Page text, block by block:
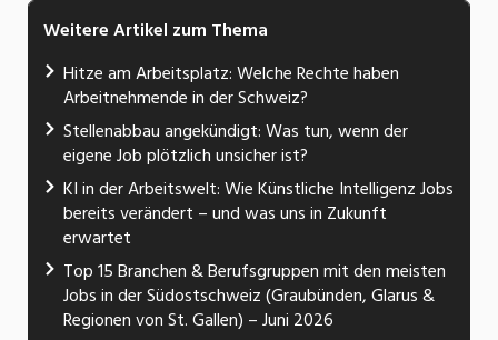
Weitere Artikel zum Thema
Hitze am Arbeitsplatz: Welche Rechte haben
Arbeitnehmende in der Schweiz?
Stellenabbau angekündigt: Was tun, wenn der
eigene Job plötzlich unsicher ist?
KI in der Arbeitswelt: Wie Künstliche Intelligenz Jobs
bereits verändert – und was uns in Zukunft
erwartet
Top 15 Branchen & Berufsgruppen mit den meisten
Jobs in der Südostschweiz (Graubünden, Glarus &
Regionen von St. Gallen) – Juni 2026